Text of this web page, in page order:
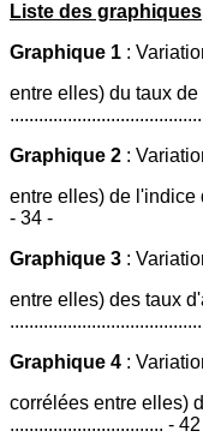
Liste des graphiques
Graphique 1 :
entre elles) du taux de
Graphique 2 :
entre elles) de l'indice
- 34 -
Graphique 3 :
entre elles) des taux
Graphique 4 :
corrélées entre elles)
................................ -